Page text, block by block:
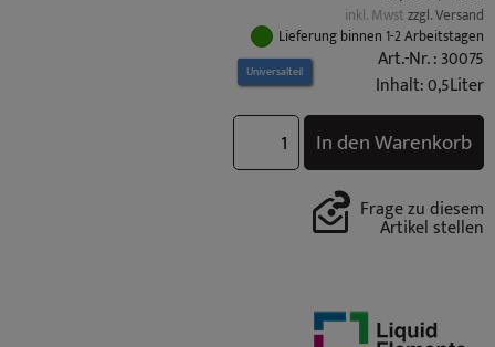
inkl. Mwstzzgl. Versand
Lieferung binnen 1-2 Arbeitstagen
Universalteil
Art.-Nr. : 30075
Inhalt: 0,5Liter
In den Warenkorb
Frage zu diesem
Artikel stellen